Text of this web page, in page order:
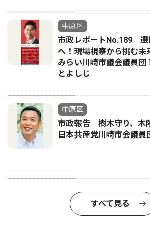
中原区
市政レポートNo.189 選
へ！現場視察から挑む
みらい川崎市議会議員団
とよしじ
中原区
市政報告 樹木守り、木
日本共産党川崎市会議
すべて見る